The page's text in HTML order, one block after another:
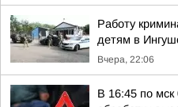
Работу
детям в
Вчера, 22:06
В 16:45 по мск